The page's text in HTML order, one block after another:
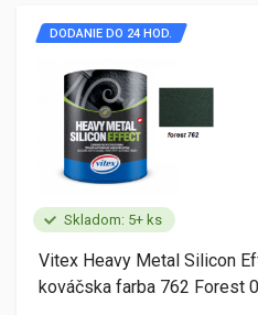
Skladom: 5+ ks
DODANIE DO 24 HOD.
Vitex Heavy Metal Silicon
kováčska farba 762 Forest